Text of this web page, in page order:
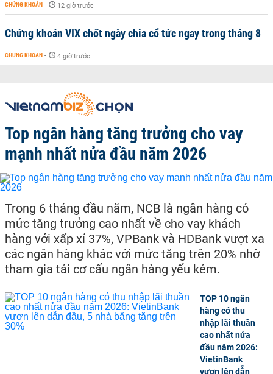
CHỨNG KHOÁN - 12 giờ trước
Chứng khoán VIX chốt ngày chia cổ tức ngay trong tháng 8
CHỨNG KHOÁN - 4 giờ trước
Top ngân hàng tăng trưởng cho vay
mạnh nhất nửa đầu năm 2026
Trong 6 tháng đầu năm, NCB là ngân hàng có
mức tăng trưởng cao nhất về cho vay khách
hàng với xấp xỉ 37%, VPBank và HDBank vượt xa
các ngân hàng khác với mức tăng trên 20% nhờ
tham gia tái cơ cấu ngân hàng yếu kém.
TOP 10 ngân
hàng có thu
nhập lãi thuần
cao nhất nửa
đầu năm 2026:
VietinBank
vươn lên dẫn